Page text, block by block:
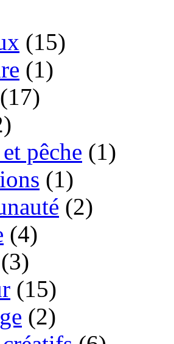
(15)
(1)
(17)
pêche (1)
(1)
(2)
(4)
(3)
(15)
(2)